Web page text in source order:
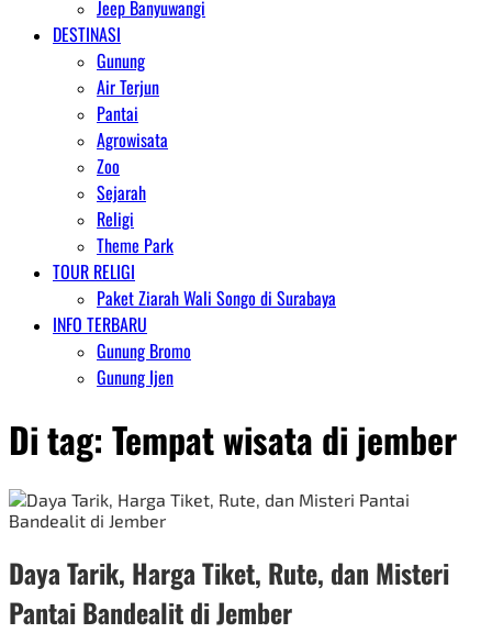
Jeep Banyuwangi
DESTINASI
Gunung
Air Terjun
Pantai
Agrowisata
Zoo
Sejarah
Religi
Theme Park
TOUR RELIGI
Paket Ziarah Wali Songo di Surabaya
INFO TERBARU
Gunung Bromo
Gunung Ijen
Di tag: Tempat wisata di jember
Daya Tarik, Harga Tiket, Rute, dan Misteri
Pantai Bandealit di Jember